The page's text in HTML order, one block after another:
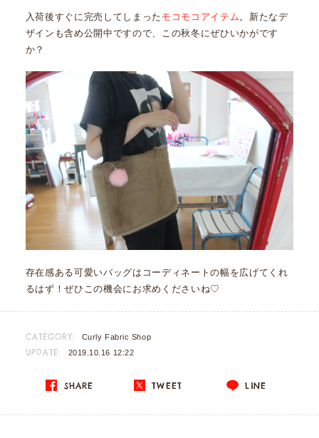
入荷後すぐに完売してしまった モコモコアイテム 。新たなデ
ザインも含め公開中ですので、この秋冬にぜひいかがです
か？
存在感ある可愛いバッグはコーディネートの幅を広げてくれ
るはず！ぜひこの機会にお求めくださいね♡
CATEGORY: Curly Fabric Shop
UPDATE: 2019.10.16 12:22
SHARE TWEET LINE